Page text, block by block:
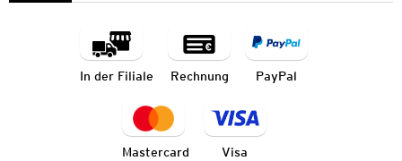
In der Filiale Rechnung PayPal
Mastercard Visa